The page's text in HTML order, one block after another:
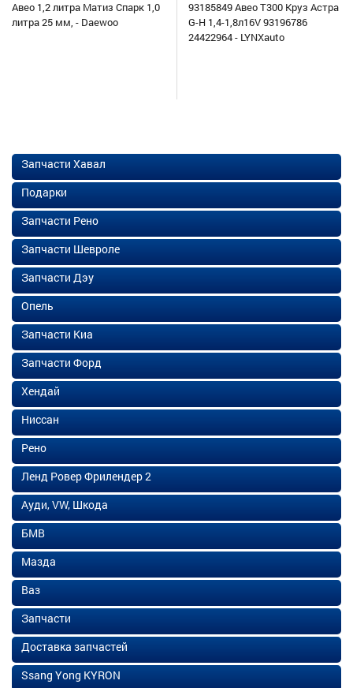
Авео 1,2 литра Матиз Спарк 1,0
литра 25 мм, - Daewoo
93185849 Авео Т300 Круз Астра
G-H 1,4-1,8л16V 93196786
24422964 - LYNXauto
Запчасти Хавал
Подарки
Запчасти Рено
Запчасти Шевроле
Запчасти Дэу
Опель
Запчасти Киа
Запчасти Форд
Хендай
Ниссан
Рено
Ленд Ровер Фрилендер 2
Ауди, VW, Шкода
БМВ
Мазда
Ваз
Запчасти
Доставка запчастей
Ssang Yong KYRON